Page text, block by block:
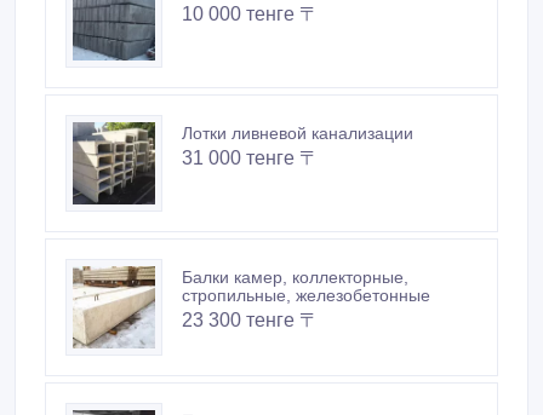
10 000 тенге 〒
Лотки ливневой канализации
31 000 тенге 〒
Балки камер, коллекторные,
стропильные, железобетонные
23 300 тенге 〒